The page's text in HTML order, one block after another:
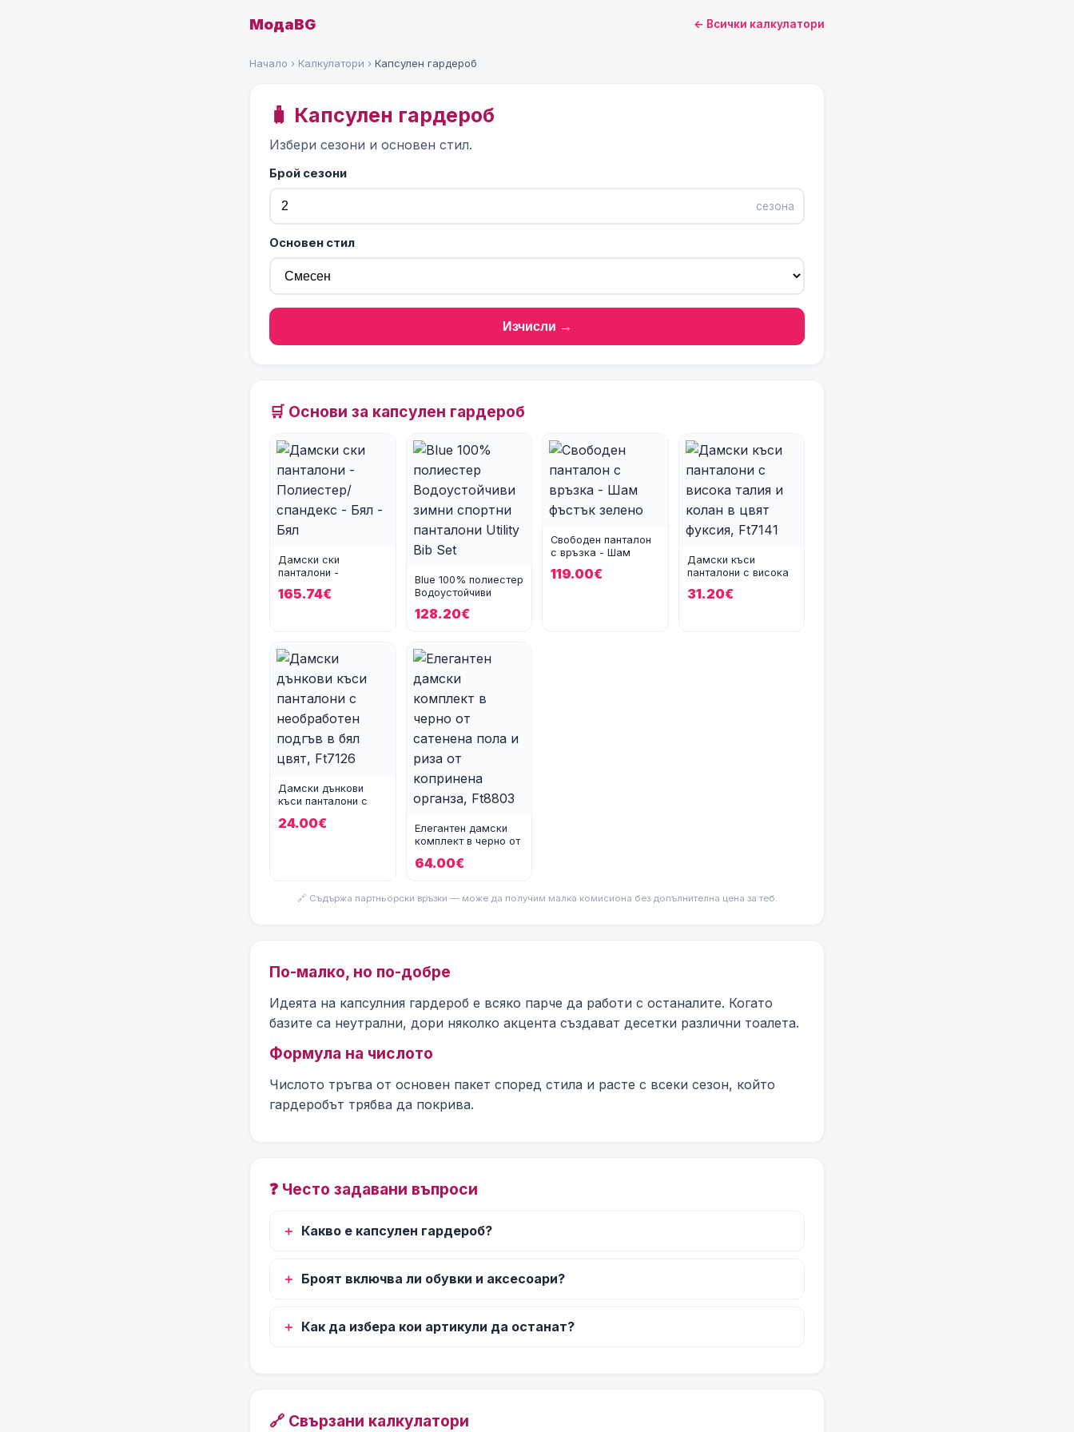
МодаBG ← Всички калкулатори
Начало › Калкулатори › Капсулен гардероб
🧳 Капсулен гардероб
Избери сезони и основен стил.
Брой сезони
сезона
Основен стил
Изчисли →
🛒 Основи за капсулен гардероб
Дамски ски
панталони -
- Бял - Бял
165.74€
Blue 100% полиестер
Водоустойчиви
панталони Ut
128.20€
Свободен панталон
с връзка - Шам
119.00€
Дамски къси
панталони с висока
фуксия,
31.20€
Дамски дънкови
къси панталони с
в бял цвя
24.00€
Елегантен дамски
комплект в черно от
риза от
64.00€
🔗 Съдържа партньорски връзки — може да получим малка комисиона без допълнителна цена за теб.
По-малко, но по-добре
Идеята на капсулния гардероб е всяко парче да работи с останалите. Когато
базите са неутрални, дори няколко акцента създават десетки различни тоалета.
Формула на числото
Числото тръгва от основен пакет според стила и расте с всеки сезон, който
гардеробът трябва да покрива.
❓ Често задавани въпроси
Какво е капсулен гардероб?
Броят включва ли обувки и аксесоари?
Как да избера кои артикули да останат?
🔗 Свързани калкулатори